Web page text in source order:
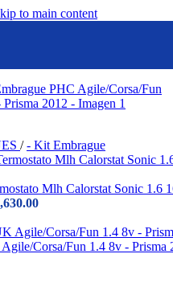
to main content
/ - Kit Embrague
Mlh Calorstat Sonic 1.6
Corsa/Fun 1.4 8v - Prisma